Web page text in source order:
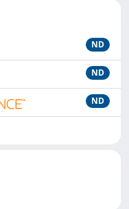
ND
ND
ND